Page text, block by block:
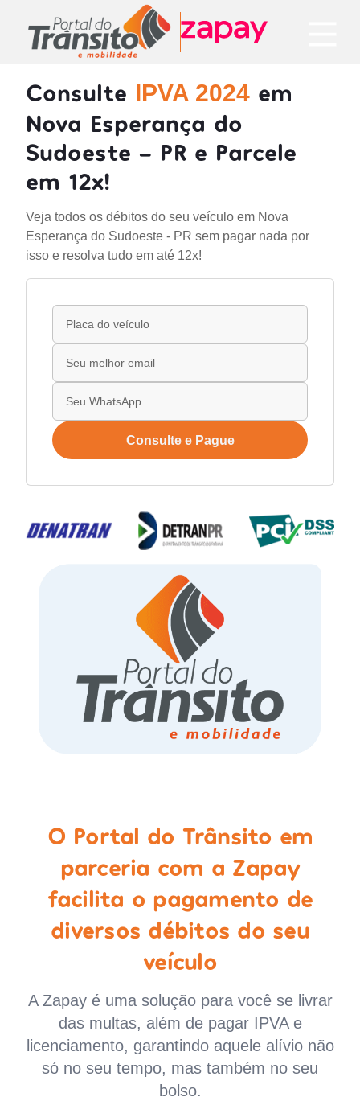
Consulte IPVA 2024 em
Nova Esperança do
Sudoeste - PR e Parcele
em 12x!
Veja todos os débitos do seu veículo em Nova
Esperança do Sudoeste - PR sem pagar nada por
isso e resolva tudo em até 12x!
Consulte e Pague
O Portal do Trânsito em
parceria com a Zapay
facilita o pagamento de
diversos débitos do seu
veículo
A Zapay é uma solução para você se livrar
das multas, além de pagar IPVA e
licenciamento, garantindo aquele alívio não
só no seu tempo, mas também no seu
bolso.